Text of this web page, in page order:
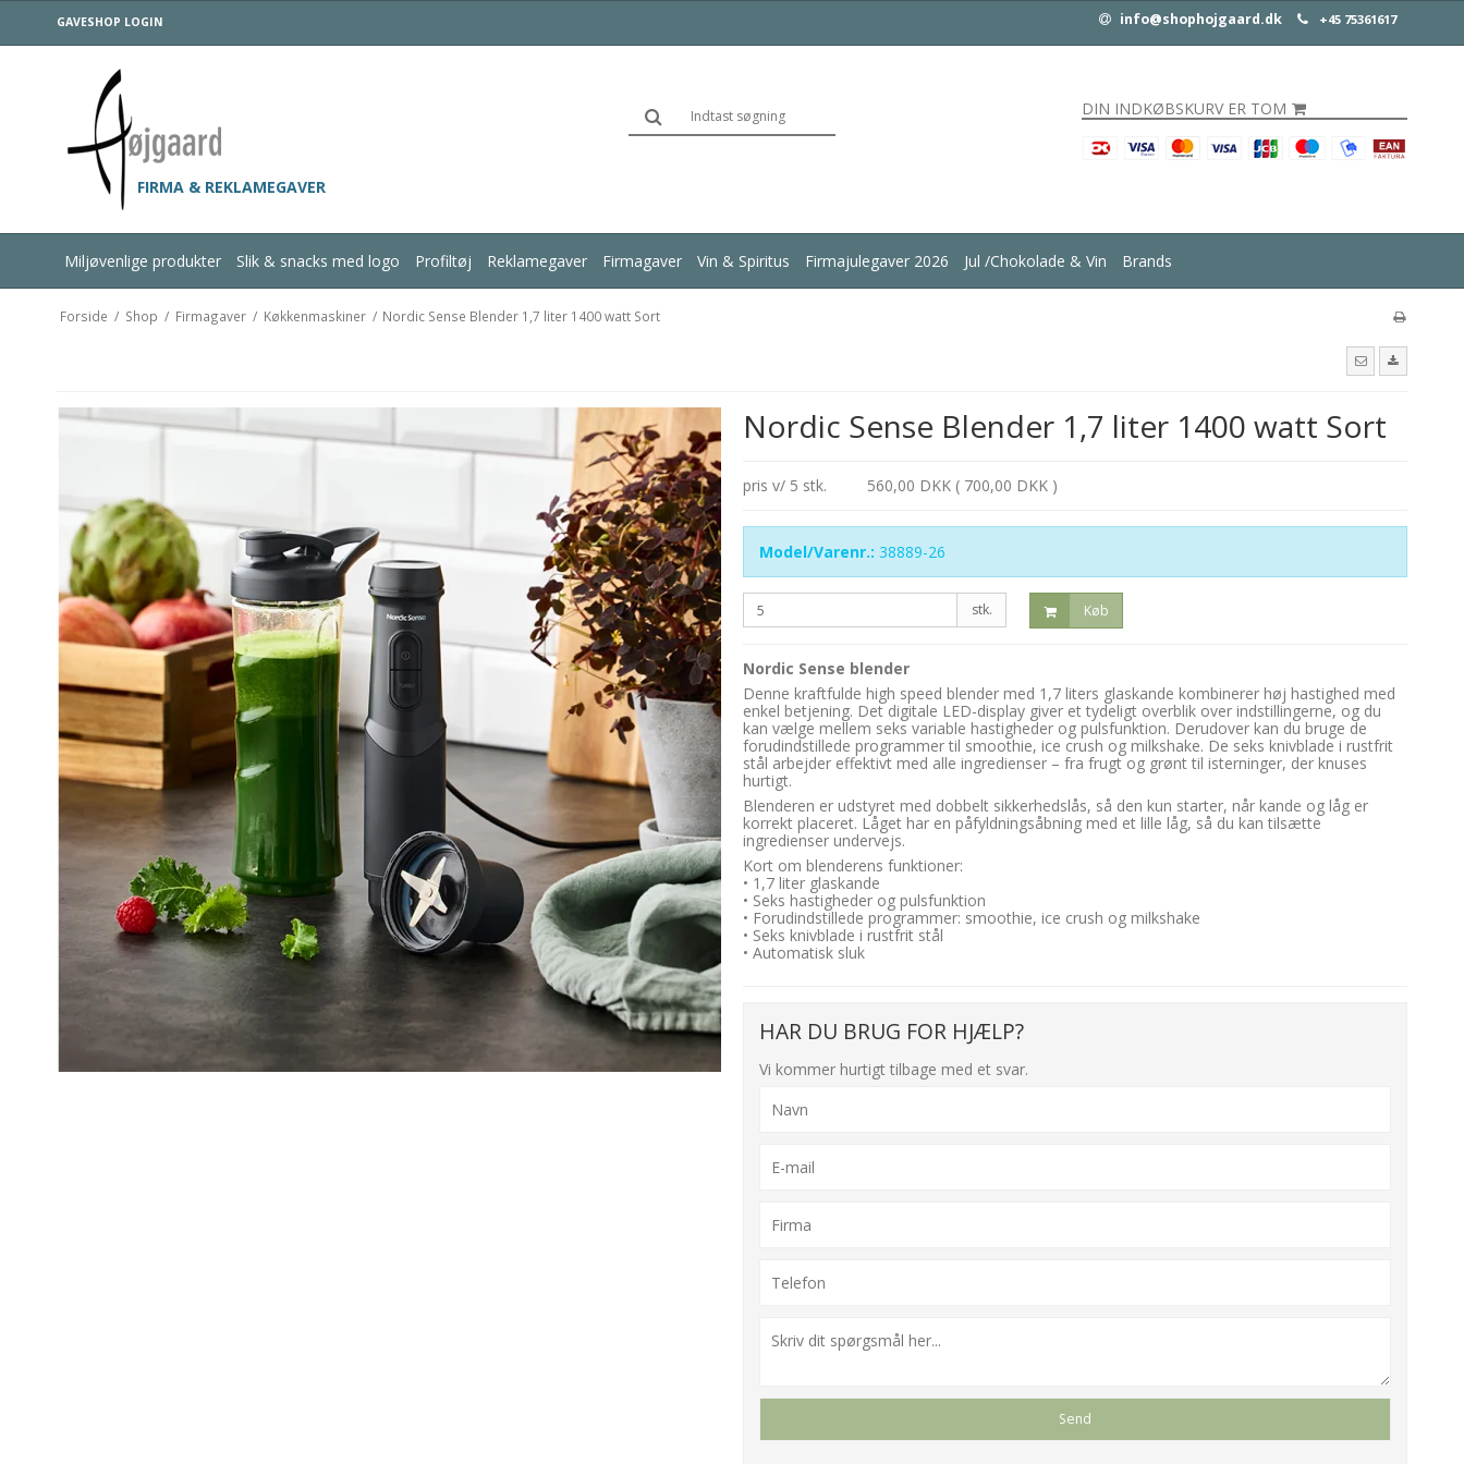
GAVESHOP LOGIN info@shophojgaard.dk +45 75361617
FIRMA & REKLAMEGAVER
DIN INDKØBSKURV ER TOM
Miljøvenlige produkter Slik & snacks med logo Profiltøj Reklamegaver Firmagaver Vin & Spiritus Firmajulegaver 2026 Jul /Chokolade & Vin Brands
Forside / Shop / Firmagaver / Køkkenmaskiner / Nordic Sense Blender 1,7 liter 1400 watt Sort
Nordic Sense Blender 1,7 liter 1400 watt Sort
pris v/ 5 stk. 560,00 DKK ( 700,00 DKK )
Model/Varenr.: 38889-26
stk. Køb
Nordic Sense blender
Denne kraftfulde high speed blender med 1,7 liters glaskande kombinerer høj hastighed med
enkel betjening. Det digitale LED-display giver et tydeligt overblik over indstillingerne, og du
kan vælge mellem seks variable hastigheder og pulsfunktion. Derudover kan du bruge de
forudindstillede programmer til smoothie, ice crush og milkshake. De seks knivblade i rustfrit
stål arbejder effektivt med alle ingredienser – fra frugt og grønt til isterninger, der knuses
hurtigt.
Blenderen er udstyret med dobbelt sikkerhedslås, så den kun starter, når kande og låg er
korrekt placeret. Låget har en påfyldningsåbning med et lille låg, så du kan tilsætte
ingredienser undervejs.
Kort om blenderens funktioner:
• 1,7 liter glaskande
• Seks hastigheder og pulsfunktion
• Forudindstillede programmer: smoothie, ice crush og milkshake
• Seks knivblade i rustfrit stål
• Automatisk sluk
HAR DU BRUG FOR HJÆLP?
Vi kommer hurtigt tilbage med et svar.